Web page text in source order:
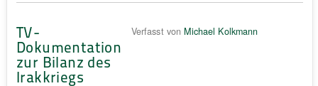
TV-
Dokumentation
zur Bilanz des
Irakkriegs
Verfasst von Michael Kolkmann